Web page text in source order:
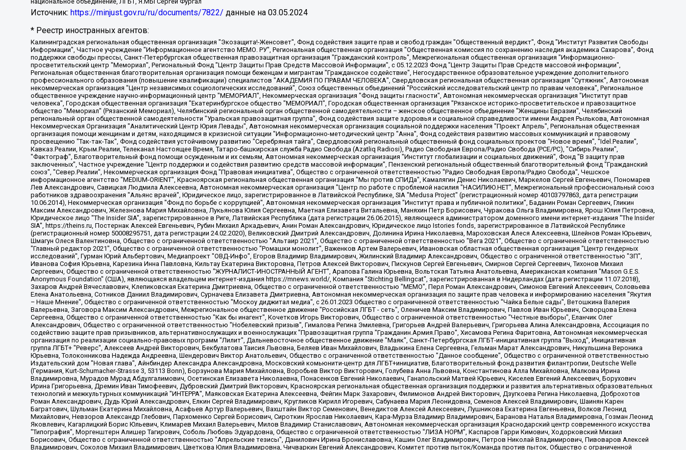
Источник: https://minjust.gov.ru/ru/documents/7822/ данные на 03.05.2024
* Реестр иностранных агентов:
Калининградская региональная общественная организация "Экозащита!-Женсовет", Фонд содействия защите прав и свобод граждан "Общественный вердикт", Фонд "Институт Развития Свободы Информации", Частное учреждение "Информационное агентство МЕМО. РУ", Региональная общественная организация "Общественная комиссия по сохранению наследия академика Сахарова", Фонд поддержки свободы прессы, Санкт-Петербургская общественная правозащитная организация "Гражданский контроль", Межрегиональная общественная организация "Информационно-просветительский центр "Мемориал", Региональный Фонд "Центр Защиты Прав Средств Массовой Информации", с 05.12.2023 Фонд "Центр Защиты Прав Средств массовой информации", Региональная общественная благотворительная организация помощи беженцам и мигрантам "Гражданское содействие", Негосударственное образовательное учреждение дополнительного профессионального образования (повышение квалификации) специалистов "АКАДЕМИЯ ПО ПРАВАМ ЧЕЛОВЕКА", Свердловская региональная общественная организация "Сутяжник", Автономная некоммерческая организация "Центр независимых социологических исследований", Союз общественных объединений "Российский исследовательский центр по правам человека", Региональное общественное учреждение научно-информационный центр "МЕМОРИАЛ", Некоммерческая организация "Фонд защиты гласности", Автономная некоммерческая организация "Институт прав человека", Городская общественная организация "Екатеринбургское общество "МЕМОРИАЛ", Городская общественная организация "Рязанское историко-просветительское и правозащитное общество "Мемориал" (Рязанский Мемориал), Челябинский региональный орган общественной самодеятельности – женское общественное объединение "Женщины Евразии", Челябинский региональный орган общественной самодеятельности "Уральская правозащитная группа", Фонд содействия защите здоровья и социальной справедливости имени Андрея Рылькова, Автономная Некоммерческая Организация "Аналитический Центр Юрия Левады", Автономная некоммерческая организация социальной поддержки населения "Проект Апрель", Региональная общественная организация помощи женщинам и детям, находящимся в кризисной ситуации "Информационно-методический центр "Анна", Фонд содействия развитию массовых коммуникаций и правовому просвещению "Так-так-Так", Фонд содействия устойчивому развитию "Серебряная тайга", Свердловский региональный общественный фонд социальных проектов "Новое время", "Idel.Реалии", Кавказ.Реалии, Крым.Реалии, Телеканал Настоящее Время, Татаро-башкирская служба Радио Свобода (Azatliq Radiosi), Радио Свободная Европа/Радио Свобода (PCE/PC), "Сибирь.Реалии", "Фактограф", Благотворительный фонд помощи осужденным и их семьям, Автономная некоммерческая организация "Институт глобализации и социальных движений", Фонд "В защиту прав заключенных", Частное учреждение "Центр поддержки и содействия развитию средств массовой информации", Пензенский региональный общественный благотворительный фонд "Гражданский союз", "Север.Реалии", Некоммерческая организация Фонд "Правовая инициатива", Общество с ограниченной ответственностью "Радио Свободная Европа/Радио Свобода", Чешское информационное агентство "MEDIUM-ORIENT", Красноярская региональная общественная организация "Мы против СПИДа", Камалягин Денис Николаевич, Маркелов Сергей Евгеньевич, Пономарев Лев Александрович, Савицкая Людмила Алексеевна, Автономная некоммерческая организация "Центр по работе с проблемой насилия "НАСИЛИЮ.НЕТ", Межрегиональный профессиональный союз работников здравоохранения "Альянс врачей", Юридическое лицо, зарегистрированное в Латвийской Республике, SIA "Medusa Project" (регистрационный номер 40103797863, дата регистрации 10.06.2014), Некоммерческая организация "Фонд по борьбе с коррупцией", Автономная некоммерческая организация "Институт права и публичной политики", Баданин Роман Сергеевич, Гликин Максим Александрович, Железнова Мария Михайловна, Лукьянова Юлия Сергеевна, Маетная Елизавета Витальевна, Маняхин Петр Борисович, Чуракова Ольга Владимировна, Ярош Юлия Петровна, Юридическое лицо "The Insider SIA", зарегистрированное в Риге, Латвийская Республика (дата регистрации 26.06.2015), являющееся администратором доменного имени интернет-издания "The Insider SIA", https://theins.ru, Постернак Алексей Евгеньевич, Рубин Михаил Аркадьевич, Анин Роман Александрович, Юридическое лицо Istories fonds, зарегистрированное в Латвийской Республике (регистрационный номер 50008295751, дата регистрации 24.02.2020), Великовский Дмитрий Александрович, Долинина Ирина Николаевна, Мароховская Алеся Алексеевна, Шлейнов Роман Юрьевич, Шмагун Олеся Валентиновна, Общество с ограниченной ответственностью "Альтаир 2021", Общество с ограниченной ответственностью "Вега 2021", Общество с ограниченной ответственностью "Главный редактор 2021", Общество с ограниченной ответственностью "Ромашки монолит", Важенков Артем Валерьевич, Ивановская областная общественная организация "Центр гендерных исследований", Гурман Юрий Альбертович, Медиапроект "ОВД-Инфо", Егоров Владимир Владимирович, Жилинский Владимир Александрович, Общество с ограниченной ответственностью "ЗП", Иванова София Юрьевна, Карезина Инна Павловна, Кильтау Екатерина Викторовна, Петров Алексей Викторович, Пискунов Сергей Евгеньевич, Смирнов Сергей Сергеевич, Тихонов Михаил Сергеевич, Общество с ограниченной ответственностью "ЖУРНАЛИСТ-ИНОСТРАННЫЙ АГЕНТ", Арапова Галина Юрьевна, Вольтская Татьяна Анатольевна, Американская компания "Mason G.E.S. Anonymous Foundation" (США), являющаяся владельцем интернет-издания https://mnews.world/, Компания "Stichting Bellingcat", зарегистрированная в Нидерландах (дата регистрации 11.07.2018), Захаров Андрей Вячеславович, Клепиковская Екатерина Дмитриевна, Общество с ограниченной ответственностью "МЕМО", Перл Роман Александрович, Симонов Евгений Алексеевич, Соловьева Елена Анатольевна, Сотников Даниил Владимирович, Сурначева Елизавета Дмитриевна, Автономная некоммерческая организация по защите прав человека и информированию населения "Якутия – Наше Мнение", Общество с ограниченной ответственностью "Москоу диджитал медиа", с 26.01.2023 Общество с ограниченной ответственностью "Чайка Белые сады", Ветошкина Валерия Валерьевна, Заговора Максим Александрович, Межрегиональное общественное движение "Российская ЛГБТ - сеть", Оленичев Максим Владимирович, Павлов Иван Юрьевич, Скворцова Елена Сергеевна, Общество с ограниченной ответственностью "Как бы инагент", Кочетков Игорь Викторович, Общество с ограниченной ответственностью "Честные выборы", Еланчик Олег Александрович, Общество с ограниченной ответственностью "Нобелевский призыв", Гималова Регина Эмилевна, Григорьев Андрей Валерьевич, Григорьева Алина Александровна, Ассоциация по содействию защите прав призывников, альтернативнослужащих и военнослужащих "Правозащитная группа "Гражданин.Армия.Право", Хисамова Регина Фаритовна, Автономная некоммерческая организация по реализации социально-правовых программ "Лилит", Дальневосточное общественное движение "Маяк", Санкт-Петербургская ЛГБТ-инициативная группа "Выход", Инициативная группа ЛГБТ+ "Реверс", Алексеев Андрей Викторович, Бекбулатова Таисия Львовна, Беляев Иван Михайлович, Владыкина Елена Сергеевна, Гельман Марат Александрович, Никульшина Вероника Юрьевна, Толоконникова Надежда Андреевна, Шендерович Виктор Анатольевич, Общество с ограниченной ответственностью "Данное сообщение", Общество с ограниченной ответственностью Издательский дом "Новая глава", Айнбиндер Александра Александровна, Московский комьюнити-центр для ЛГБТ+инициатив, Благотворительный фонд развития филантропии, Deutsche Welle (Германия, Kurt-Schumacher-Strasse 3, 53113 Bonn), Борзунова Мария Михайловна, Воробьев Виктор Викторович, Голубева Анна Львовна, Константинова Алла Михайловна, Малкова Ирина Владимировна, Мурадов Мурад Абдулгалимович, Осетинская Елизавета Николаевна, Понасенков Евгений Николаевич, Ганапольский Матвей Юрьевич, Киселев Евгений Алексеевич, Борухович Ирина Григорьевна, Дремин Иван Тимофеевич, Дубровский Дмитрий Викторович, Красноярская региональная общественная организация поддержки и развития альтернативных образовательных технологий и межкультурных коммуникаций "ИНТЕРРА", Маяковская Екатерина Алексеевна, Фейгин Марк Захарович, Филимонов Андрей Викторович, Дзугкоева Регина Николаевна, Доброхотов Роман Александрович, Дудь Юрий Александрович, Елкин Сергей Владимирович, Кругликов Кирилл Игоревич, Сабунаева Мария Леонидовна, Семенов Алексей Владимирович, Шаинян Карен Багратович, Шульман Екатерина Михайловна, Асафьев Артур Валерьевич, Вахштайн Виктор Семенович, Венедиктов Алексей Алексеевич, Лушникова Екатерина Евгеньевна, Волков Леонид Михайлович, Невзоров Александр Глебович, Пархоменко Сергей Борисович, Сироткин Ярослав Николаевич, Кара-Мурза Владимир Владимирович, Баранова Наталья Владимировна, Гозман Леонид Яковлевич, Кагарлицкий Борис Юльевич, Климарев Михаил Валерьевич, Милов Владимир Станиславович, Автономная некоммерческая организация Краснодарский центр современного искусства "Типография", Моргенштерн Алишер Тагирович, Соболь Любовь Эдуардовна, Общество с ограниченной ответственностью "ЛИЗА НОРМ", Каспаров Гарри Кимович, Ходорковский Михаил Борисович, Общество с ограниченной ответственностью "Апрельские тезисы", Данилович Ирина Брониславовна, Кашин Олег Владимирович, Петров Николай Владимирович, Пивоваров Алексей Владимирович, Соколов Михаил Владимирович, Цветкова Юлия Владимировна, Чичваркин Евгений Александрович, Комитет против пыток/Команда против пыток, Общество с ограниченной ответственностью "Первый научный", Общество с ограниченной ответственностью "Вертолет и ко", Белоцерковская Вероника Борисовна, Кац Максим Евгеньевич, Лазарева Татьяна Юрьевна, Шаведдинов Руслан Табризович, Яшин Илья Валерьевич, Общество с ограниченной ответственностью "Иноагент ААВ", Алешковский Дмитрий Петрович, Альбац Евгения Марковна, Быков Дмитрий Львович, Галямина Юлия Евгеньевна, Лойко Сергей Леонидович, Мартынов Кирилл Константинович, Медведев Сергей Александрович, Крашенинников Федор Геннадиевич, Гордеева Катерина Вл